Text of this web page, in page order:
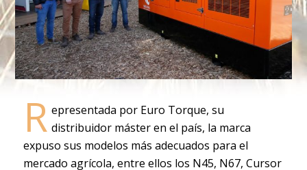
R epresentada por Euro Torque, su
distribuidor máster en el país, la marca
expuso sus modelos más adecuados para el
mercado agrícola, entre ellos los N45, N67, Cursor